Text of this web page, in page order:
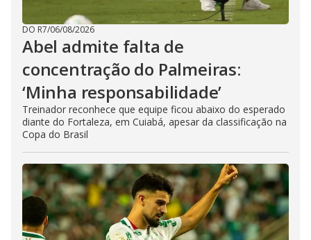
DO R7/06/08/2026
Abel admite falta de
concentração do Palmeiras:
‘Minha responsabilidade’
Treinador reconhece que equipe ficou abaixo do esperado
diante do Fortaleza, em Cuiabá, apesar da classificação na
Copa do Brasil